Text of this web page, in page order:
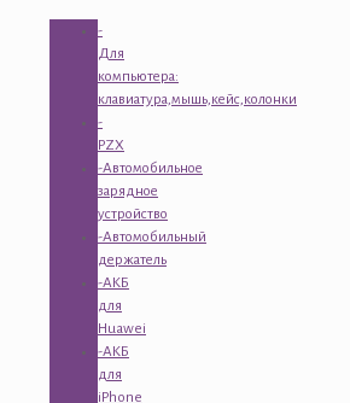
-
Для
компьютера:
клавиатура,мышь,кейс,колонки
-
PZX
-Автомобильное
зарядное
устройство
-Автомобильный
держатель
-АКБ
для
Huawei
-АКБ
для
iPhone